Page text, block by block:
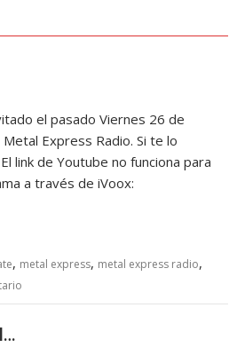
el pasado Viernes 26 de
Express Radio. Si te lo
de Youtube no funciona para
a través de iVoox:
, metal express, metal express radio,